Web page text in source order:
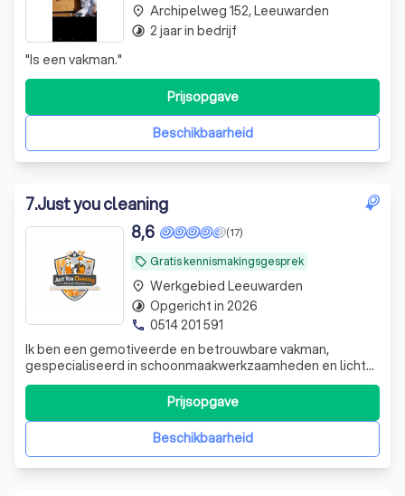
"Is een vakman."
Beschikbaarheid
Prijsopgave
place Archipelweg 152, Leeuwarden
timelapse 2 jaar in bedrijf
7.Just you cleaning
local_offer Gratis kennismakingsgesprek
(17)
8,6
Ik ben een gemotiveerde en betrouwbare vakman,
gespecialiseerd in schoonmaakwerkzaamheden en lichte
klussen. Ik bied professionele schoonmaakdiensten aan
voor woningen, kantoren en andere ruimtes. Daarnaast
heb ik ervaring met het leggen van laminaat en
vloerwerkzaamheden, tuinonderhoud en lichte bu
Beschikbaarheid
Prijsopgave
place Werkgebied Leeuwarden
timelapse Opgericht in 2026
phone 0514 201 591